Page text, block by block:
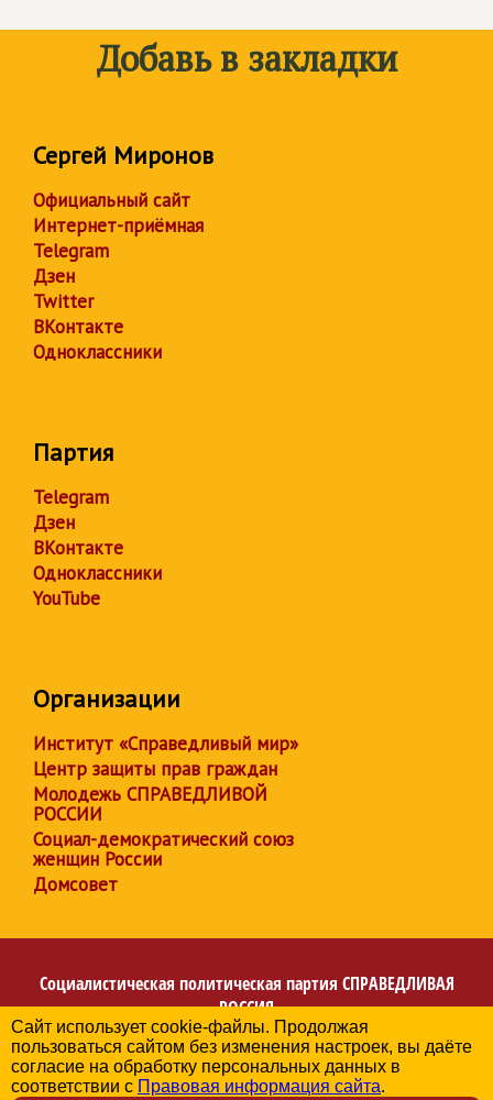
Добавь в закладки
Сергей Миронов
Официальный сайт
Интернет-приёмная
Telegram
Дзен
Twitter
ВКонтакте
Одноклассники
Партия
Telegram
Дзен
ВКонтакте
Одноклассники
YouTube
Организации
Институт «Справедливый мир»
Центр защиты прав граждан
Молодежь СПРАВЕДЛИВОЙ
РОССИИ
Социал-демократический союз
женщин России
Домсовет
Социалистическая политическая партия СПРАВЕДЛИВАЯ
РОССИЯ
Региональное отделение партии в Республике
Башкортостан
© 2006-2026
Сайт использует cookie-файлы. Продолжая
пользоваться сайтом без изменения настроек, вы даёте
согласие на обработку персональных данных в
соответствии с Правовая информация сайта.